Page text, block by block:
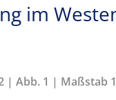
im
| Abb. 1 | Maßstab